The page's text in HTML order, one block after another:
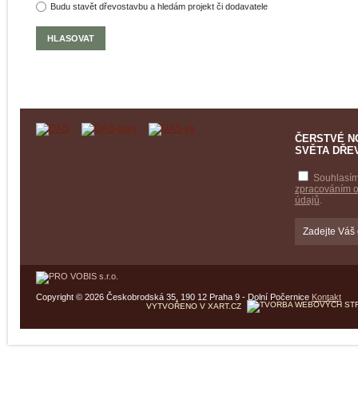
Budu stavět dřevostavbu a hledám projekt či dodavatele
ČERSTVÉ
SVĚTA
zpracováním
údajů
Copyright © 2026 Českobrodská 35, 190 12 Praha 9 - Dolní Počernice Kontakt
VYTVOŘENO V XART.CZ